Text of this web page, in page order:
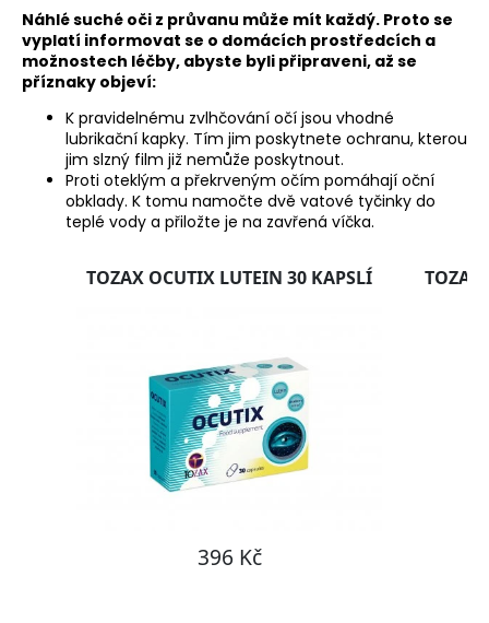
Náhlé suché oči z průvanu může mít každý. Proto se
vyplatí informovat se o domácích prostředcích a
možnostech léčby, abyste byli připraveni, až se
příznaky objeví:
K pravidelnému zvlhčování očí jsou vhodné
lubrikační kapky. Tím jim poskytnete ochranu, kterou
jim slzný film již nemůže poskytnout.
Proti oteklým a překrveným očím pomáhají oční
obklady. K tomu namočte dvě vatové tyčinky do
teplé vody a přiložte je na zavřená víčka.